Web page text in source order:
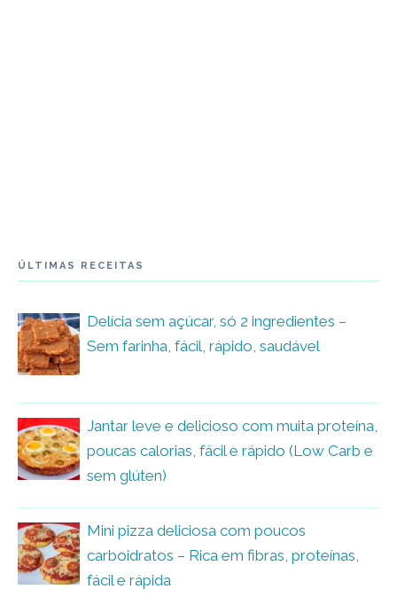
ÚLTIMAS RECEITAS
Delícia sem açúcar, só 2 ingredientes –
Sem farinha, fácil, rápido, saudável
Jantar leve e delicioso com muita proteína,
poucas calorias, fácil e rápido (Low Carb e
sem glúten)
Mini pizza deliciosa com poucos
carboidratos – Rica em fibras, proteínas,
fácil e rápida